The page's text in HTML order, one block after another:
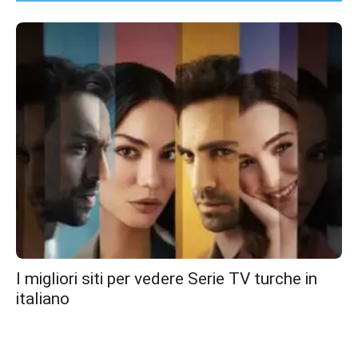
I migliori siti per vedere Serie TV turche in
italiano